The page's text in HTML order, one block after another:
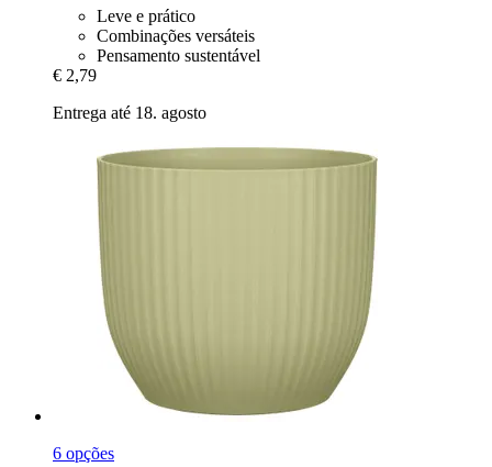
Leve e prático
Combinações versáteis
Pensamento sustentável
€ 2,79
Entrega até 18. agosto
6 opções